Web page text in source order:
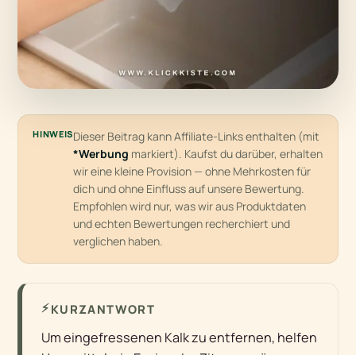
HINWEISDieser Beitrag kann Affiliate-Links enthalten (mit
*Werbung markiert). Kaufst du darüber, erhalten
wir eine kleine Provision — ohne Mehrkosten für
dich und ohne Einfluss auf unsere Bewertung.
Empfohlen wird nur, was wir aus Produktdaten
und echten Bewertungen recherchiert und
verglichen haben.
⚡KURZANTWORT
Um eingefressenen Kalk zu entfernen, helfen